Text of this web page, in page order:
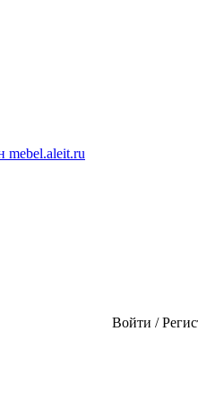
mebel.aleit.ru
Войти /